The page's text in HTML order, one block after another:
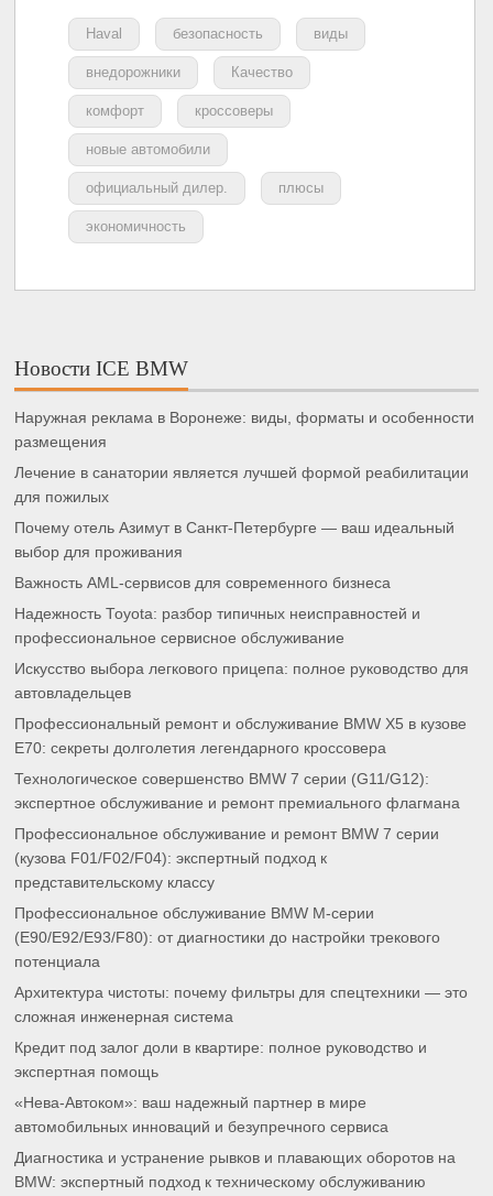
Haval безопасность виды
внедорожники Качество
комфорт кроссоверы
новые автомобили
официальный дилер. плюсы
экономичность
Новости ICE BMW
Наружная реклама в Воронеже: виды, форматы и особенности
размещения
Лечение в санатории является лучшей формой реабилитации
для пожилых
Почему отель Азимут в Санкт-Петербурге — ваш идеальный
выбор для проживания
Важность AML-сервисов для современного бизнеса
Надежность Toyota: разбор типичных неисправностей и
профессиональное сервисное обслуживание
Искусство выбора легкового прицепа: полное руководство для
автовладельцев
Профессиональный ремонт и обслуживание BMW X5 в кузове
E70: секреты долголетия легендарного кроссовера
Технологическое совершенство BMW 7 серии (G11/G12):
экспертное обслуживание и ремонт премиального флагмана
Профессиональное обслуживание и ремонт BMW 7 серии
(кузова F01/F02/F04): экспертный подход к
представительскому классу
Профессиональное обслуживание BMW M-серии
(E90/E92/E93/F80): от диагностики до настройки трекового
потенциала
Архитектура чистоты: почему фильтры для спецтехники — это
сложная инженерная система
Кредит под залог доли в квартире: полное руководство и
экспертная помощь
«Нева-Автоком»: ваш надежный партнер в мире
автомобильных инноваций и безупречного сервиса
Диагностика и устранение рывков и плавающих оборотов на
BMW: экспертный подход к техническому обслуживанию